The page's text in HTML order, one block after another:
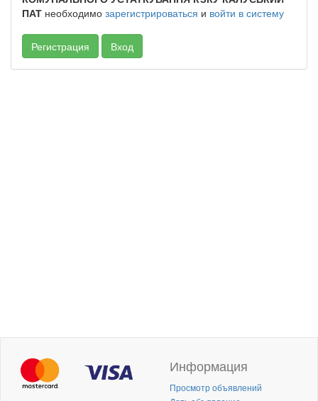
ПАТ необходимо зарегистрироваться и войти в систему
Регистрация Вход
Информация
Просмотр объявлений